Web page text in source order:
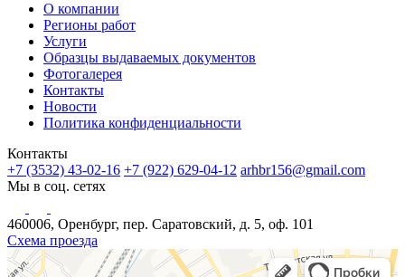
О компании
Регионы работ
Услуги
Образцы выдаваемых документов
Фотогалерея
Контакты
Новости
Политика конфиденциальности
Контакты
+7 (3532) 43-02-16 +7 (922) 629-04-12 arhbr156@gmail.com
Мы в соц. сетях
460006, Оренбург, пер. Саратовский, д. 5, оф. 101
Схема проезда